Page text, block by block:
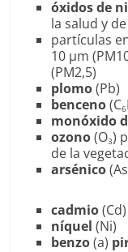
óxidos de
la salud y
partículas
10 µm
(PM2,5)
plomo(Pb)
benceno(C6
monóxido
ozono(O3)
de la
arsénico
cadmio(Cd)
níquel (Ni)
benzo(a)